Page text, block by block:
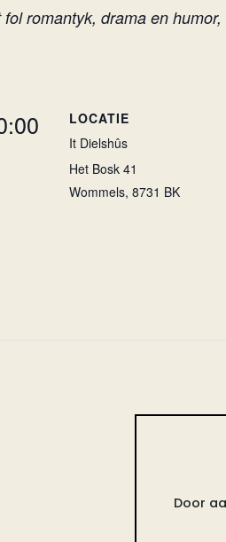
fol romantyk, drama en
LOCATIE
It Dielshûs
Het Bosk 41
Wommels, 8731 BK
Door